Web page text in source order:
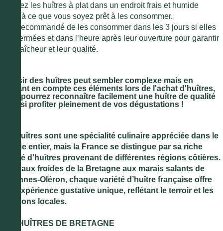
Stockez les huîtres à plat dans un endroit frais et humide
jusqu’à ce que vous soyez prêt à les consommer.
Il est recommandé de les consommer dans les 3 jours si elles
sont fermées et dans l’heure après leur ouverture pour garantir
leur fraîcheur et leur qualité.
Choisir des huîtres peut sembler complexe mais en
prenant en compte ces éléments lors de l'achat d'huîtres,
vous pourrez reconnaître facilement une huître de qualité
et ainsi profiter pleinement de vos dégustations !
Les huîtres sont une spécialité culinaire appréciée dans le
monde entier, mais la France se distingue par sa riche
variété d’huîtres provenant de différentes régions côtières.
Des eaux froides de la Bretagne aux marais salants de
Marennes-Oléron, chaque variété d’huître française offre
une expérience gustative unique, reflétant le terroir et les
traditions locales.
LES HUÎTRES DE BRETAGNE